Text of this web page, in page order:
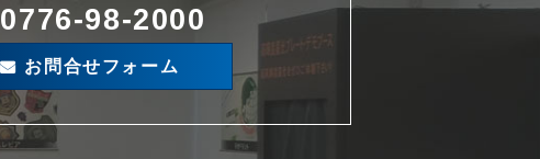
0776-98-2000
お問合せフォーム